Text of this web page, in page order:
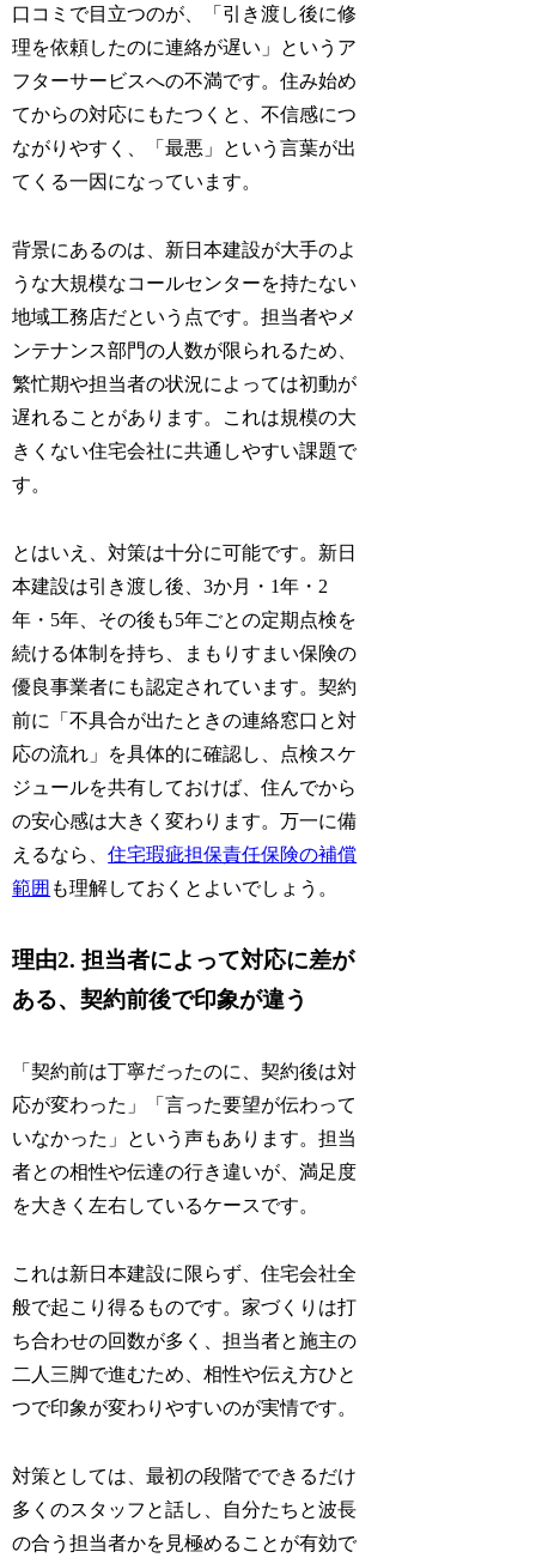
口コミで目立つのが、「引き渡し後に修
理を依頼したのに連絡が遅い」というア
フターサービスへの不満です。住み始め
てからの対応にもたつくと、不信感につ
ながりやすく、「最悪」という言葉が出
てくる一因になっています。
背景にあるのは、新日本建設が大手のよ
うな大規模なコールセンターを持たない
地域工務店だという点です。担当者やメ
ンテナンス部門の人数が限られるため、
繁忙期や担当者の状況によっては初動が
遅れることがあります。これは規模の大
きくない住宅会社に共通しやすい課題で
す。
とはいえ、対策は十分に可能です。新日
本建設は引き渡し後、3か月・1年・2
年・5年、その後も5年ごとの定期点検を
続ける体制を持ち、まもりすまい保険の
優良事業者にも認定されています。契約
前に「不具合が出たときの連絡窓口と対
応の流れ」を具体的に確認し、点検スケ
ジュールを共有しておけば、住んでから
の安心感は大きく変わります。万一に備
えるなら、住宅瑕疵担保責任保険の補償
範囲 も理解しておくとよいでしょう。
理由2. 担当者によって対応に差が
ある、契約前後で印象が違う
「契約前は丁寧だったのに、契約後は対
応が変わった」「言った要望が伝わって
いなかった」という声もあります。担当
者との相性や伝達の行き違いが、満足度
を大きく左右しているケースです。
これは新日本建設に限らず、住宅会社全
般で起こり得るものです。家づくりは打
ち合わせの回数が多く、担当者と施主の
二人三脚で進むため、相性や伝え方ひと
つで印象が変わりやすいのが実情です。
対策としては、最初の段階でできるだけ
多くのスタッフと話し、自分たちと波長
の合う担当者かを見極めることが有効で